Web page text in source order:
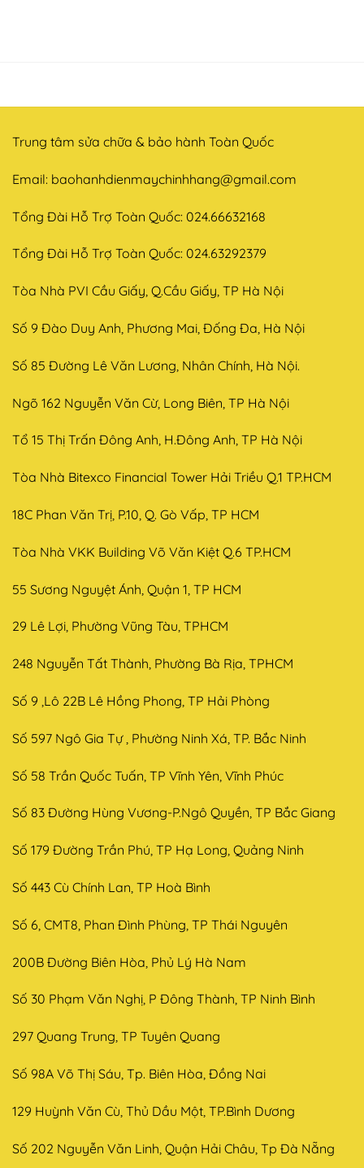
Trung tâm sửa chữa & bảo hành Toàn Quốc
Email: baohanhdienmaychinhhang@gmail.com
Tổng Đài Hỗ Trợ Toàn Quốc: 024.66632168
Tổng Đài Hỗ Trợ Toàn Quốc: 024.63292379
Tòa Nhà PVI Cầu Giấy, Q.Cầu Giấy, TP Hà Nội
Số 9 Đào Duy Anh, Phương Mai, Đống Đa, Hà Nội
Số 85 Đường Lê Văn Lương, Nhân Chính, Hà Nội.
Ngõ 162 Nguyễn Văn Cừ, Long Biên, TP Hà Nội
Tổ 15 Thị Trấn Đông Anh, H.Đông Anh, TP Hà Nội
Tòa Nhà Bitexco Financial Tower Hải Triều Q.1 TP.HCM
18C Phan Văn Trị, P.10, Q. Gò Vấp, TP HCM
Tòa Nhà VKK Building Võ Văn Kiệt Q.6 TP.HCM
55 Sương Nguyệt Ánh, Quận 1, TP HCM
29 Lê Lợi, Phường Vũng Tàu, TPHCM
248 Nguyễn Tất Thành, Phường Bà Rịa, TPHCM
Số 9 ,Lô 22B Lê Hồng Phong, TP Hải Phòng
Số 597 Ngô Gia Tự , Phường Ninh Xá, TP. Bắc Ninh
Số 58 Trần Quốc Tuấn, TP Vĩnh Yên, Vĩnh Phúc
Số 83 Đường Hùng Vương-P.Ngô Quyền, TP Bắc Giang
Số 179 Đường Trần Phú, TP Hạ Long, Quảng Ninh
Số 443 Cù Chính Lan, TP Hoà Bình
Số 6, CMT8, Phan Đình Phùng, TP Thái Nguyên
200B Đường Biên Hòa, Phủ Lý Hà Nam
Số 30 Phạm Văn Nghị, P Đông Thành, TP Ninh Bình
297 Quang Trung, TP Tuyên Quang
Số 98A Võ Thị Sáu, Tp. Biên Hòa, Đồng Nai
129 Huỳnh Văn Cù, Thủ Dầu Một, TP.Bình Dương
Số 202 Nguyễn Văn Linh, Quận Hải Châu, Tp Đà Nẵng